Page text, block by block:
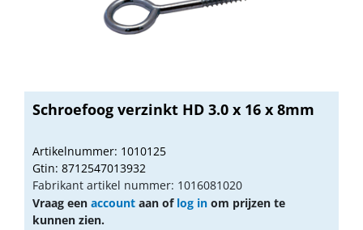
Schroefoog verzinkt HD 3.0 x 16 x 8mm
Artikelnummer: 1010125
Gtin: 8712547013932
Fabrikant artikel nummer: 1016081020
Vraag een account aan of log in om prijzen te
kunnen zien.